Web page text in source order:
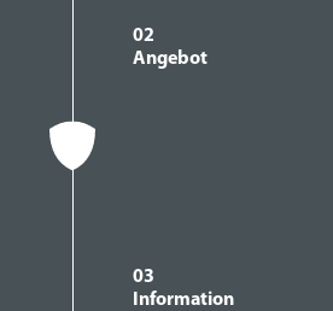
02
Angebot
03
Information